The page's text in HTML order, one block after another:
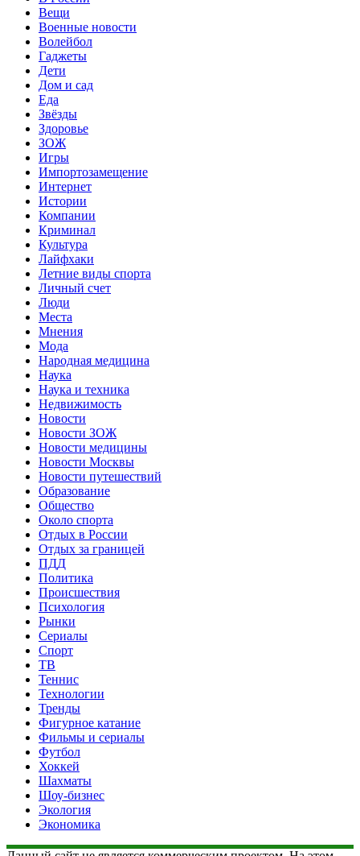
Вещи
Военные новости
Волейбол
Гаджеты
Дети
Дом и сад
Еда
Звёзды
Здоровье
ЗОЖ
Игры
Импортозамещение
Интернет
Истории
Компании
Криминал
Культура
Лайфхаки
Летние виды спорта
Личный счет
Люди
Места
Мнения
Мода
Народная медицина
Наука
Наука и техника
Недвижимость
Новости
Новости ЗОЖ
Новости медицины
Новости Москвы
Новости путешествий
Образование
Общество
Около спорта
Отдых в России
Отдых за границей
ПДД
Политика
Происшествия
Психология
Рынки
Сериалы
Спорт
ТВ
Теннис
Технологии
Тренды
Фигурное катание
Фильмы и сериалы
Футбол
Хоккей
Шахматы
Шоу-бизнес
Экология
Экономика